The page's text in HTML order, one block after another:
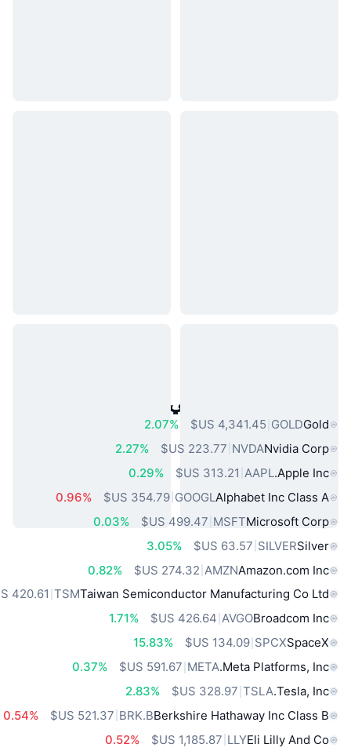
أصول العالم الحقيقي الشائعة
Gold
GOLD
2.07%
Nvidia Corp
NVDA
2.27%
Apple Inc.
AAPL
0.29%
Alphabet Inc Class A
GOOGL
‏354.79 US$
0.96%
Microsoft Corp
MSFT
0.03%
Silver
SILVER
3.05%
Amazon.com Inc
AMZN
0.82%
Taiwan Semiconductor Manufacturing Co Ltd
TSM
Broadcom Inc
AVGO
1.71%
SpaceX
SPCX
‏134.09 US$
15.83%
Meta Platforms, Inc.
META
0.37%
Tesla, Inc.
TSLA
2.83%
Berkshire Hathaway Inc Class B
BRK.B
0.54%
Eli Lilly And Co
LLY
0.52%